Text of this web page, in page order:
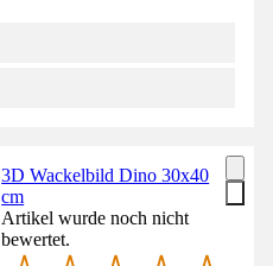
3D Wackelbild Dino 30x40
cm
Artikel wurde noch nicht
bewertet.